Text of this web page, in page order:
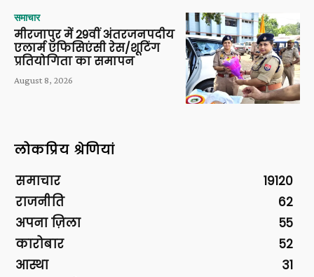
समाचार
मीरजापुर में 29वीं अंतरजनपदीय
एलार्म एफिसिएंसी रेस/शूटिंग
प्रतियोगिता का समापन
August 8, 2026
लोकप्रिय श्रेणियां
समाचार
19120
राजनीति
62
अपना ज़िला
55
कारोबार
52
आस्था
31